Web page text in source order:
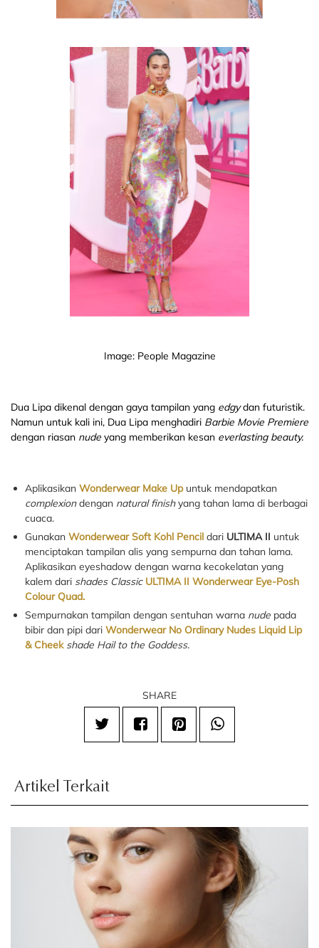
Image: People Magazine
Dua Lipa dikenal dengan gaya tampilan yang edgydan futuristik.
Namun untuk kali ini, Dua Lipa menghadiri Barbie Movie Premiere
dengan riasan nude yang memberikan kesan everlasting beauty.
Aplikasikan Wonderwear Make Upuntuk mendapatkan
complexiondengan natural finishyang tahan lama di berbagai
cuaca.
Gunakan Wonderwear Soft Kohl Pencil dari ULTIMA II untuk
menciptakan tampilan alis yang sempurna dan tahan lama.
Aplikasikan eyeshadow dengan warna kecokelatan yang
kalem dari shades Classic ULTIMA II Wonderwear Eye-Posh
Colour Quad.
Sempurnakan tampilan dengan sentuhan warna nude pada
bibir dan pipi dari Wonderwear No Ordinary Nudes Liquid Lip
& Cheek shade Hail to the Goddess.
SHARE
Artikel Terkait